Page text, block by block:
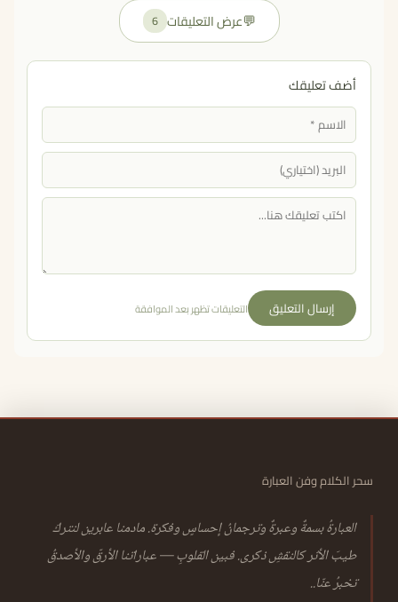
💬عرض التعليقات 6
أضف تعليقك
إرسال التعليق التعليقات تظهر بعد الموافقة
سحر الكلام وفن العبارة
العبارةُ بسمةٌ وعبرةٌ وترجمانُ إحساسٍ وفكرة. مادمنا عابرين لنتركَ
طيبَ الأثر كالنقشِ ذكرى. فبين القلوبِ — عباراتنا الأرقّ والأصدقُ
تخبرُ عنّا..